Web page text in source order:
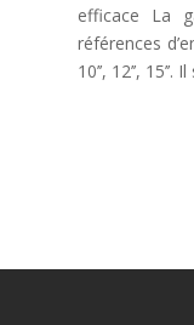
efficace La
références
10’’, 12’’,